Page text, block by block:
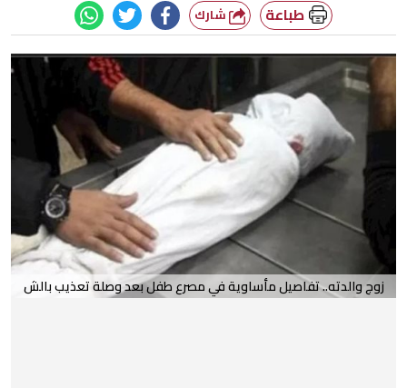
طباعة
زوج والدته.. تفاصيل مأساوية في مصرع طفل بعد وصلة تعذيب بالش